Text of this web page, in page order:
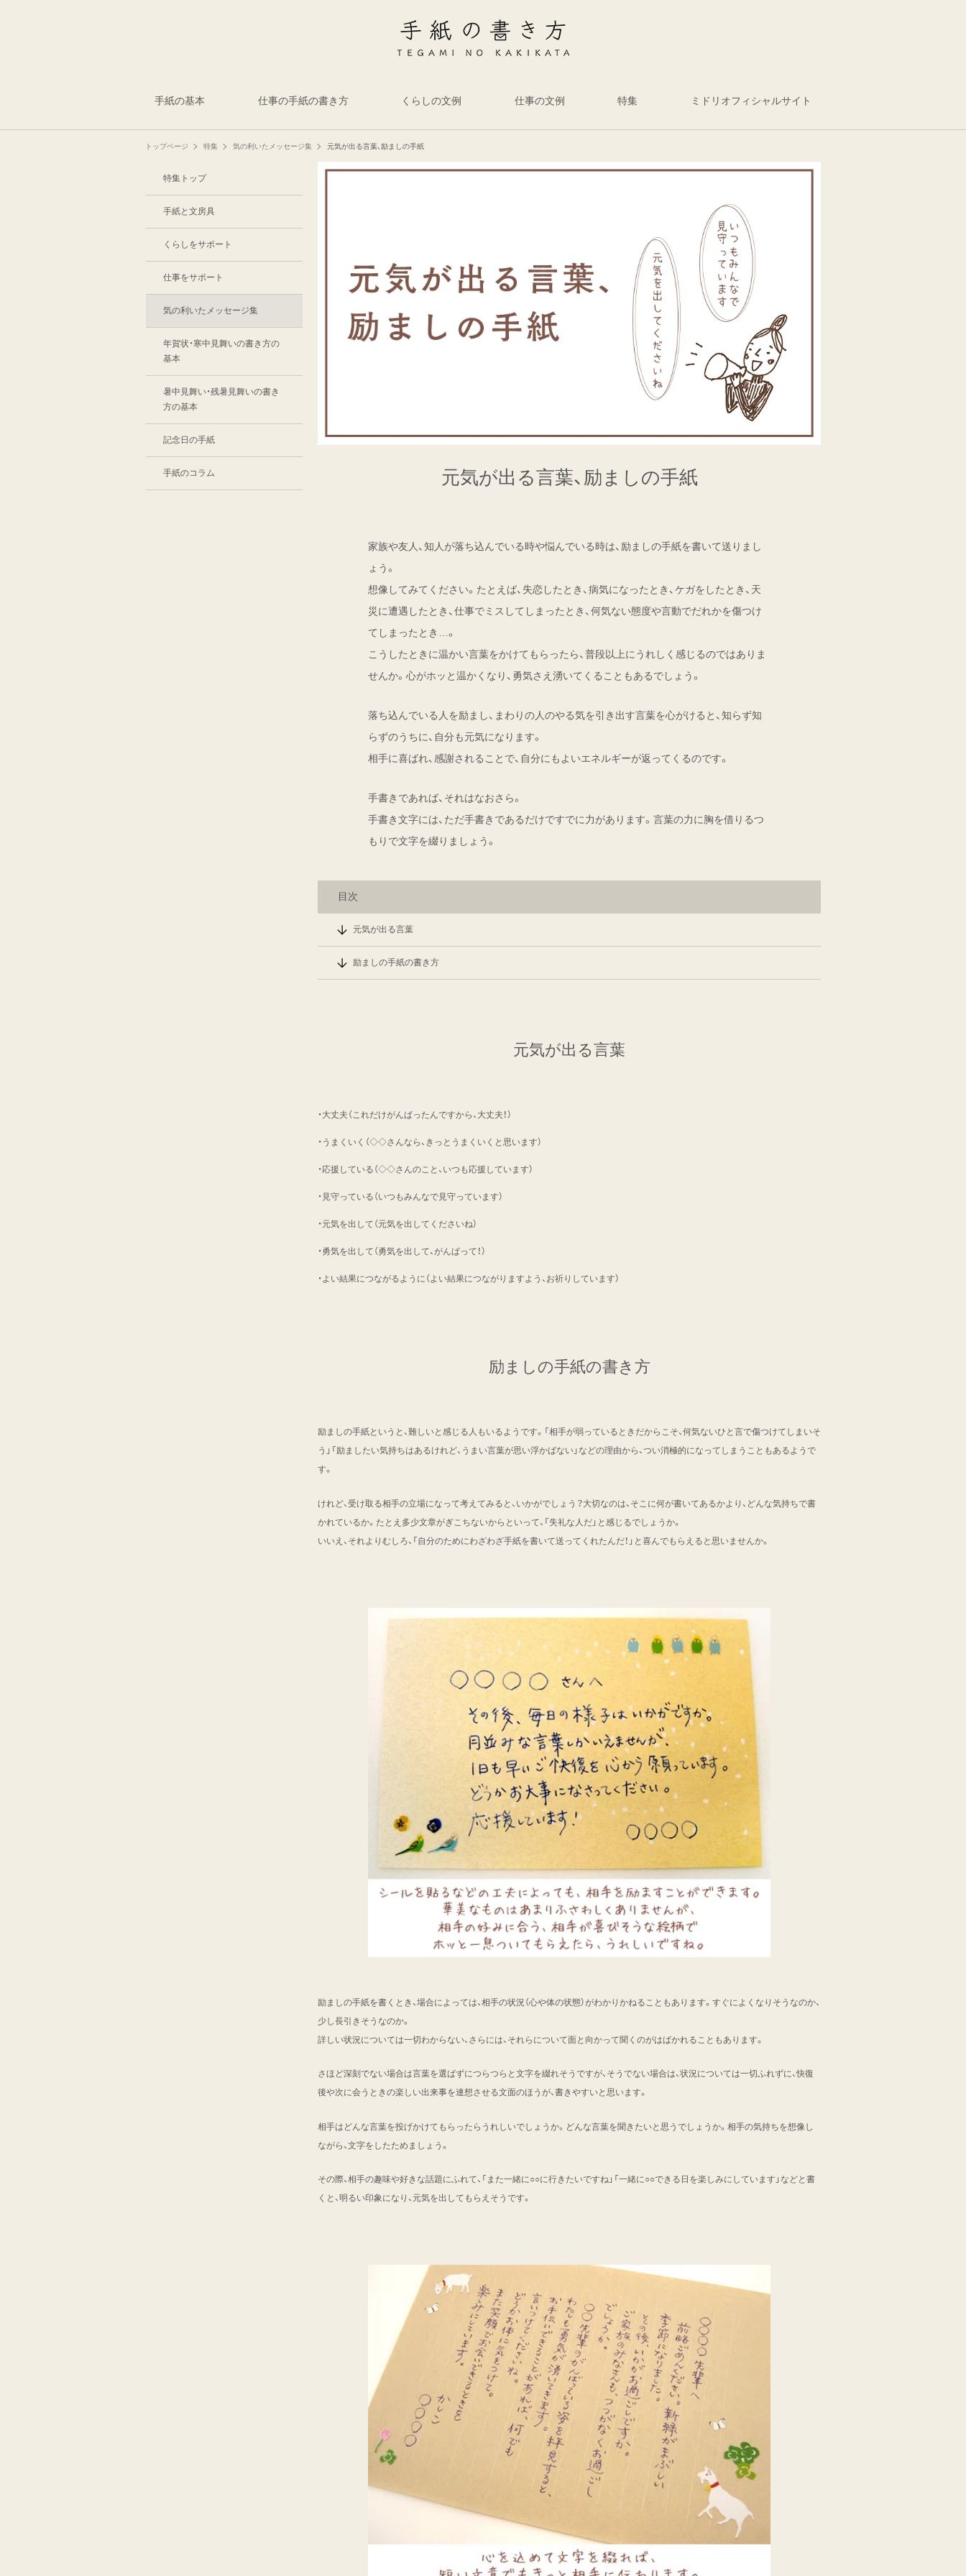
手紙の基本 仕事の手紙の書き方 くらしの文例 仕事の文例 特集 ミドリオフィシャルサイト
トップページ 特集 気の利いたメッセージ集 元気が出る言葉、励ましの手紙
元気が出る言葉、励ましの手紙
家族や友人、知人が落ち込んでいる時や悩んでいる時は、励ましの手紙を書いて送りまし
ょう。
想像してみてください。たとえば、失恋したとき、病気になったとき、ケガをしたとき、天
災に遭遇したとき、仕事でミスしてしまったとき、何気ない態度や言動でだれかを傷つけ
てしまったとき…。
こうしたときに温かい言葉をかけてもらったら、普段以上にうれしく感じるのではありま
せんか。心がホッと温かくなり、勇気さえ湧いてくることもあるでしょう。
落ち込んでいる人を励まし、まわりの人のやる気を引き出す言葉を心がけると、知らず知
らずのうちに、自分も元気になります。
相手に喜ばれ、感謝されることで、自分にもよいエネルギーが返ってくるのです。
手書きであれば、それはなおさら。
手書き文字には、ただ手書きであるだけですでに力があります。言葉の力に胸を借りるつ
もりで文字を綴りましょう。
目次
元気が出る言葉
励ましの手紙の書き方
元気が出る言葉
・大丈夫（これだけがんばったんですから、大丈夫！）
・うまくいく（◇◇さんなら、きっとうまくいくと思います）
・応援している（◇◇さんのこと、いつも応援しています）
・見守っている（いつもみんなで見守っています）
・元気を出して（元気を出してくださいね）
・勇気を出して（勇気を出して、がんばって！）
・よい結果につながるように（よい結果につながりますよう、お祈りしています）
励ましの手紙の書き方
励ましの手紙というと、難しいと感じる人もいるようです。「相手が弱っているときだからこそ、何気ないひと言で傷つけてしまいそ
う」「励ましたい気持ちはあるけれど、うまい言葉が思い浮かばない」などの理由から、つい消極的になってしまうこともあるようで
す。
けれど、受け取る相手の立場になって考えてみると、いかがでしょう？大切なのは、そこに何が書いてあるかより、どんな気持ちで書
かれているか。たとえ多少文章がぎこちないからといって、「失礼な人だ」と感じるでしょうか。
いいえ、それよりむしろ、「自分のためにわざわざ手紙を書いて送ってくれたんだ！」と喜んでもらえると思いませんか。
励ましの手紙を書くとき、場合によっては、相手の状況（心や体の状態）がわかりかねることもあります。すぐによくなりそうなのか、
少し長引きそうなのか。
詳しい状況については一切わからない、さらには、それらについて面と向かって聞くのがはばかれることもあります。
さほど深刻でない場合は言葉を選ばずにつらつらと文字を綴れそうですが、そうでない場合は、状況については一切ふれずに、快復
後や次に会うときの楽しい出来事を連想させる文面のほうが、書きやすいと思います。
相手はどんな言葉を投げかけてもらったらうれしいでしょうか。どんな言葉を聞きたいと思うでしょうか。相手の気持ちを想像し
ながら、文字をしたためましょう。
その際、相手の趣味や好きな話題にふれて、「また一緒に○○に行きたいですね」「一緒に○○できる日を楽しみにしています」などと書
くと、明るい印象になり、元気を出してもらえそうです。
特集トップ
手紙と文房具
くらしをサポート
仕事をサポート
気の利いたメッセージ集
年賀状・寒中見舞いの書き方の
基本
暑中見舞い・残暑見舞いの書き
方の基本
記念日の手紙
手紙のコラム